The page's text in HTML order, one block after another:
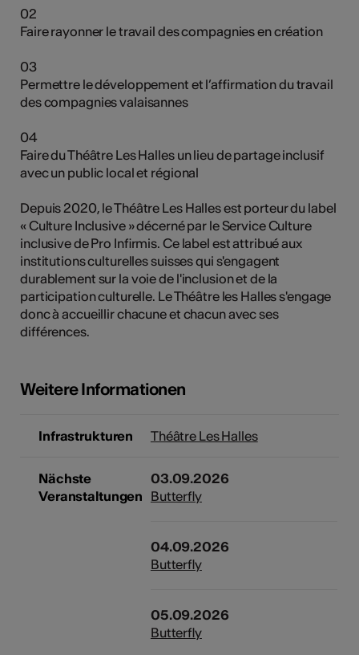
02
Faire rayonner le travail des compagnies en création
03
Permettre le développement et l’affirmation du travail
des compagnies valaisannes
04
Faire du Théâtre Les Halles un lieu de partage inclusif
avec un public local et régional
Depuis 2020, le Théâtre Les Halles est porteur du label
« Culture Inclusive » décerné par le Service Culture
inclusive de Pro Infirmis. Ce label est attribué aux
institutions culturelles suisses qui s'engagent
durablement sur la voie de l'inclusion et de la
participation culturelle. Le Théâtre les Halles s'engage
donc à accueillir chacune et chacun avec ses
différences.
Weitere Informationen
Infrastrukturen Théâtre Les Halles
Nächste
Veranstaltungen
03.09.2026
Butterfly
04.09.2026
Butterfly
05.09.2026
Butterfly